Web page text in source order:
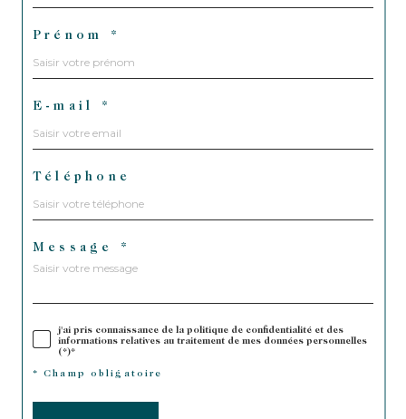
Prénom *
E-mail *
Téléphone
Message *
j'ai pris connaissance de la politique de confidentialité et des
informations relatives au traitement de mes données personnelles
(*)*
* Champ obligatoire